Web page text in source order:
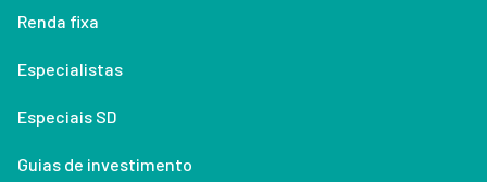
Renda fixa
Especialistas
Especiais SD
Guias de investimento